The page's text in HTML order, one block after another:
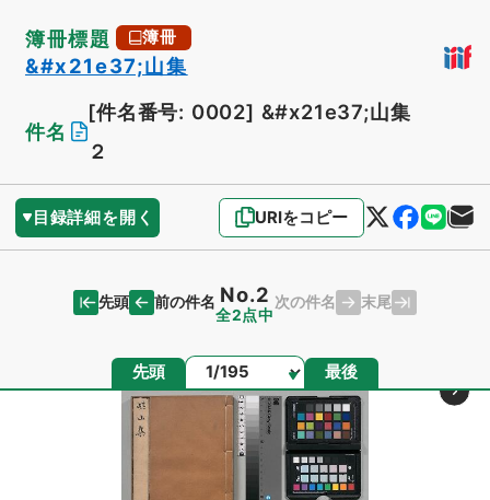
簿冊標題 簿冊
&#x21e37;山集
件名
[件名番号: 0002] &#x21e37;山集
２
目録詳細を開く URIをコピー
先頭 前の件名 No.2
全2点中
次の件名 末尾
先頭 ページ 最後